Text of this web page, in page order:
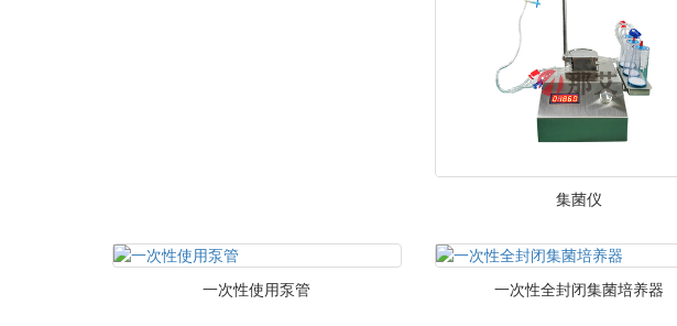
集菌仪
一次性使用泵管 一次性全封闭集菌培养器